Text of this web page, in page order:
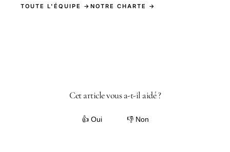
TOUTE L'ÉQUIPE → NOTRE CHARTE →
Cet article vous a-t-il aidé ?
👍 Oui 👎 Non